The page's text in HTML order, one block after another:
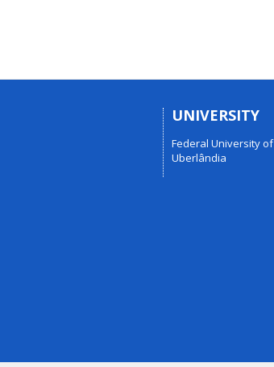
UNIVERSITY
Federal University of
Uberlândia